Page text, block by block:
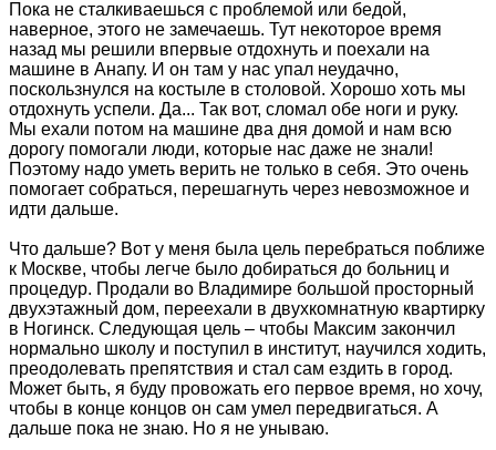
Пока не сталкиваешься с проблемой или бедой,
наверное, этого не замечаешь. Тут некоторое время
назад мы решили впервые отдохнуть и поехали на
машине в Анапу. И он там у нас упал неудачно,
поскользнулся на костыле в столовой. Хорошо хоть мы
отдохнуть успели. Да... Так вот, сломал обе ноги и руку.
Мы ехали потом на машине два дня домой и нам всю
дорогу помогали люди, которые нас даже не знали!
Поэтому надо уметь верить не только в себя. Это очень
помогает собраться, перешагнуть через невозможное и
идти дальше.
Что дальше? Вот у меня была цель перебраться поближе
к Москве, чтобы легче было добираться до больниц и
процедур. Продали во Владимире большой просторный
двухэтажный дом, переехали в двухкомнатную квартирку
в Ногинск. Следующая цель – чтобы Максим закончил
нормально школу и поступил в институт, научился ходить,
преодолевать препятствия и стал сам ездить в город.
Может быть, я буду провожать его первое время, но хочу,
чтобы в конце концов он сам умел передвигаться. А
дальше пока не знаю. Но я не унываю.